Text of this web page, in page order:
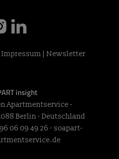
instagram
Impressum | Newsletter
insight
Apartmentservice -
Berlin · Deutschland
06 09 49 26 · soapart-